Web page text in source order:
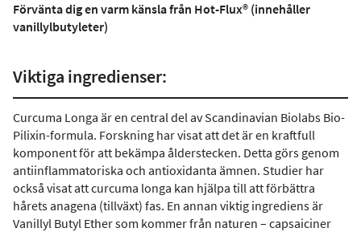
Förvänta dig en varm känsla från Hot-Flux® (innehåller
vanillylbutyleter)
Viktiga ingredienser:
Curcuma Longa är en central del av Scandinavian Biolabs Bio-
Pilixin-formula. Forskning har visat att det är en kraftfull
komponent för att bekämpa ålderstecken. Detta görs genom
antiinflammatoriska och antioxidanta ämnen. Studier har
också visat att curcuma longa kan hjälpa till att förbättra
hårets anagena (tillväxt) fas. En annan viktig ingrediens är
Vanillyl Butyl Ether som kommer från naturen – capsaiciner